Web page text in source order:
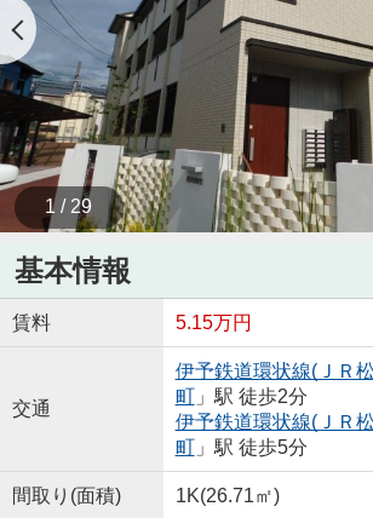
1 / 29
基本情報
賃料 5.15万円
交通
伊予鉄道環状線(ＪＲ
町」駅 徒歩2分
伊予鉄道環状線(ＪＲ
町」駅 徒歩5分
間取り(面積) 1K(26.71㎡)